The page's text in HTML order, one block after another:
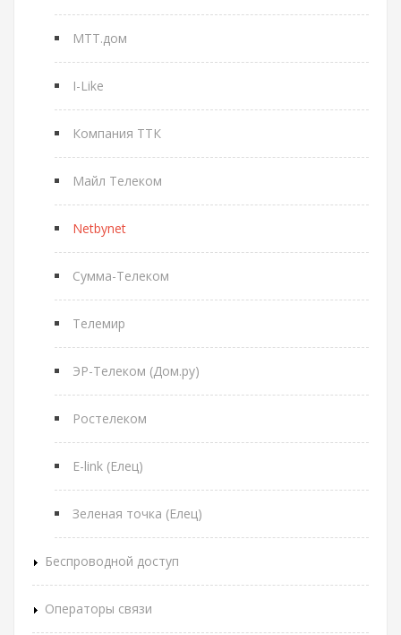
МТТ.дом
I-Like
Компания ТТК
Майл Телеком
Netbynet
Сумма-Телеком
Телемир
ЭР-Телеком (Дом.ру)
Ростелеком
E-link (Елец)
Зеленая точка (Елец)
Беспроводной доступ
Операторы связи